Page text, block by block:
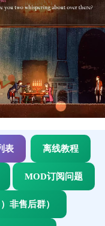
表 离线教程
MOD订阅问题
非售后群）